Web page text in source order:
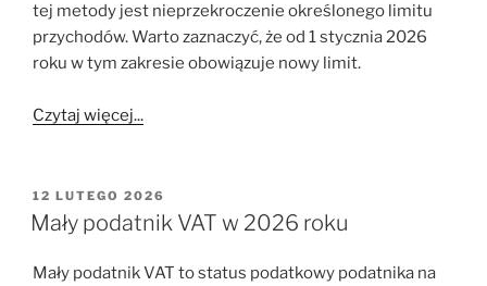
tej metody jest nieprzekroczenie określonego limitu
przychodów. Warto zaznaczyć, że od 1 stycznia 2026
roku w tym zakresie obowiązuje nowy limit.
Czytaj więcej...
OPUBLIKOWANE
W
12 LUTEGO 2026
Mały podatnik VAT w 2026 roku
Mały podatnik VAT to status podatkowy podatnika na